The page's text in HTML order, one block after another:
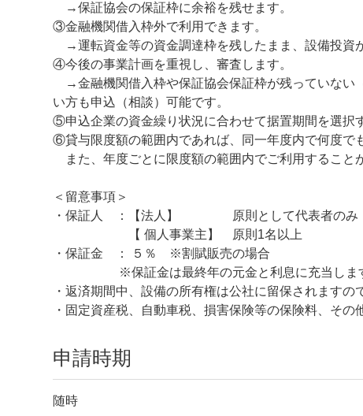
→保証協会の保証枠に余裕を残せます。
③金融機関借入枠外で利用できます。
→運転資金等の資金調達枠を残したまま、設備投資
④今後の事業計画を重視し、審査します。
→金融機関借入枠や保証協会保証枠が残っていない
い方も申込（相談）可能です。
⑤申込企業の資金繰り状況に合わせて据置期間を選択
⑥貸与限度額の範囲内であれば、同一年度内で何度で
また、年度ごとに限度額の範囲内でご利用すること
＜留意事項＞
・保証人 ：【法人】 原則として代表者のみ
【 個人事業主】 原則1名以上
・保証金 ： ５％ ※割賦販売の場合
※保証金は最終年の元金と利息に充当しま
・返済期間中、設備の所有権は公社に留保されますの
・固定資産税、自動車税、損害保険等の保険料、そ
申請時期
随時